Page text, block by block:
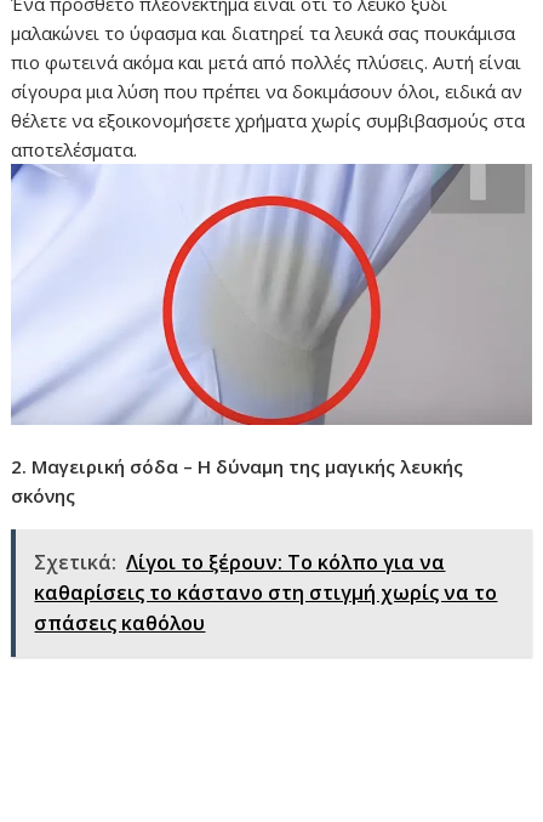
μαλακώνει το ύφασμα και διατηρεί τα λευκά σας πουκάμισα
πιο φωτεινά ακόμα και μετά από πολλές πλύσεις. Αυτή είναι
σίγουρα μια λύση που πρέπει να δοκιμάσουν όλοι, ειδικά αν
θέλετε να εξοικονομήσετε χρήματα χωρίς συμβιβασμούς στα
αποτελέσματα.
2. Μαγειρική σόδα – Η δύναμη της μαγικής λευκής
σκόνης
Σχετικά: Λίγοι το ξέρουν: Το κόλπο για να
καθαρίσεις το κάστανο στη στιγμή χωρίς να το
σπάσεις καθόλου